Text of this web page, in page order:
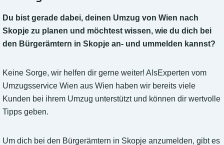
Du bist gerade dabei, deinen Umzug von Wien nach
Skopje zu planen und möchtest wissen, wie du dich bei
den Bürgerämtern in Skopje an- und ummelden kannst?
Keine Sorge, wir helfen dir gerne weiter! AlsExperten vom
Umzugsservice Wien aus Wien haben wir bereits viele
Kunden bei ihrem Umzug unterstützt und können dir wertvolle
Tipps geben.
Um dich bei den Bürgerämtern in Skopje anzumelden, gibt es